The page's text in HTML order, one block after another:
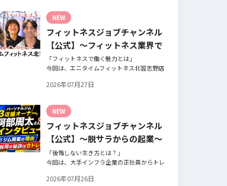
NEW
フィットネスジョブチャンネル
【公式】～フィットネス業界で
働く魅力と採用したい人材～
「フィットネスで働く魅力とは」
今回は、エニタイムフィットネス北習志野店
用」をテーマにフィットネスクラブの魅力に
ッフの採用基準、実際に採用されたスタッフ
の皆様からは働き甲斐や動機、お客様からは
そのスタッフの皆様がつくる施設やフィット
ネスについての魅力を語っていただきまし
た。
2026年07月27日
NEW
フィットネスジョブチャンネル
【公式】～脱サラからの起業～
「後悔しない生き方とは？」
今回は、大手インフラ企業の正社員からトレ
転身された、パーソナルジム「ギフト」代表
2026年07月26日